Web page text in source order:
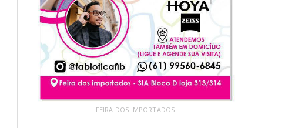
FEIRA DOS IMPORTADOS